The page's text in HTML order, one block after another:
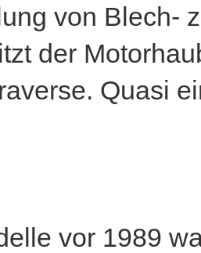
von Blech-
der
Quasi
vor 1989